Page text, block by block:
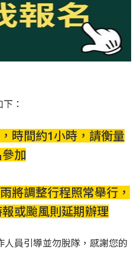
：
時間約1小時，請衡量
加
將調整行程照常舉行，
或颱風則延期辦理
人員引導並勿脫隊，感謝您的